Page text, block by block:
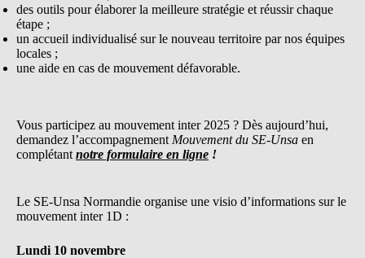
des outils pour élaborer la meilleure stratégie et réussir chaque
étape ;
un accueil individualisé sur le nouveau territoire par nos équipes
locales ;
une aide en cas de mouvement défavorable.
Vous participez au mouvement inter 2025 ? Dès aujourd’hui,
demandez l’accompagnement Mouvement du SE-Unsa en
complétant notre formulaire en ligne !
Le SE-Unsa Normandie organise une visio d’informations sur le
mouvement inter 1D :
Lundi 10 novembre